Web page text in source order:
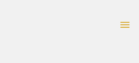
menu